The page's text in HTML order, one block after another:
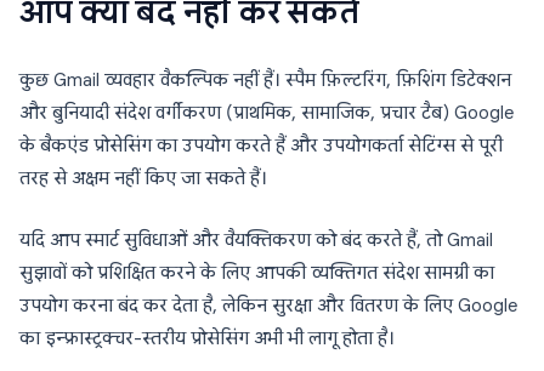
आप क्या बंद नहीं कर सकते
कुछ Gmail व्यवहार वैकल्पिक नहीं हैं। स्पैम फ़िल्टरिंग, फ़िशिंग डिटेक्शन
और बुनियादी संदेश वर्गीकरण (प्राथमिक, सामाजिक, प्रचार टैब) Google
के बैकएंड प्रोसेसिंग का उपयोग करते हैं और उपयोगकर्ता सेटिंग्स से पूरी
तरह से अक्षम नहीं किए जा सकते हैं।
यदि आप स्मार्ट सुविधाओं और वैयक्तिकरण को बंद करते हैं, तो Gmail
सुझावों को प्रशिक्षित करने के लिए आपकी व्यक्तिगत संदेश सामग्री का
उपयोग करना बंद कर देता है, लेकिन सुरक्षा और वितरण के लिए Google
का इन्फ्रास्ट्रक्चर-स्तरीय प्रोसेसिंग अभी भी लागू होता है।